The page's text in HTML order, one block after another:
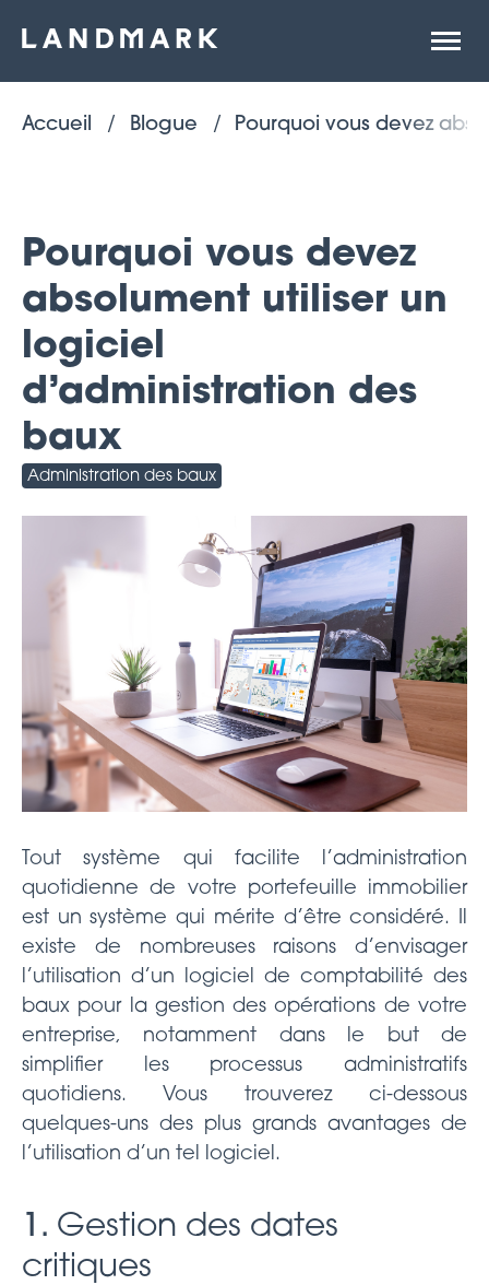
la
site
Accueil Blogue Pourquoi vous devez
Pourquoi vous devez
absolument utiliser un
logiciel
d’administration des
baux
Administration des baux
Tout système qui facilite l’administration
quotidienne de votre portefeuille immobilier
est un système qui mérite d’être considéré. Il
existe de nombreuses raisons d’envisager
l’utilisation d’un logiciel de comptabilité des
baux pour la gestion des opérations de votre
entreprise, notamment dans le but de
simplifier les processus administratifs
quotidiens. Vous trouverez ci-dessous
quelques-uns des plus grands avantages de
l’utilisation d’un tel logiciel.
1. Gestion des dates
critiques